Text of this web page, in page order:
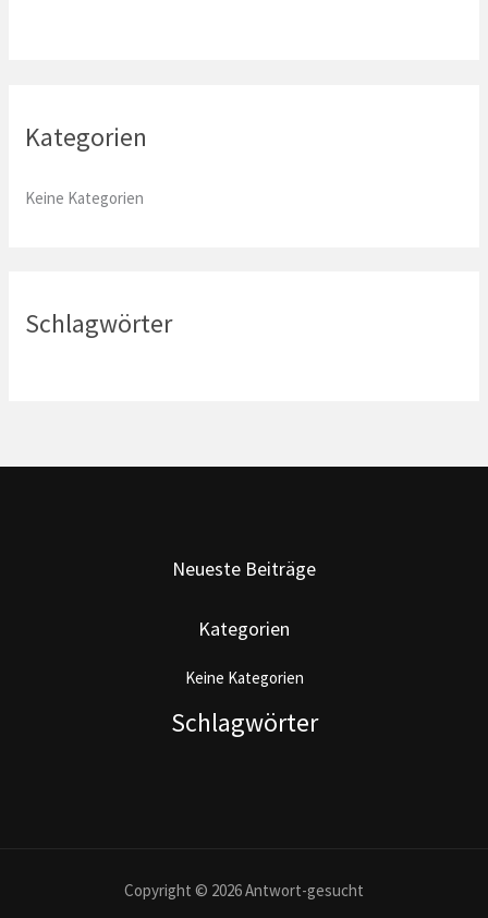
h
Kategorien
Keine Kategorien
Schlagwörter
Neueste Beiträge
Kategorien
Keine Kategorien
Schlagwörter
Copyright © 2026 Antwort-gesucht